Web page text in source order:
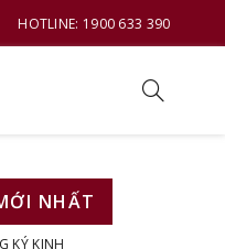
HOTLINE: 1900 633 390
NHẤT
KÝ KINH